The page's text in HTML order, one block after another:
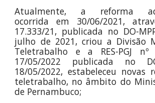
Atualmente,a reforma
ocorrida em 30/06/2021,
17.333/21, publicada no DO-
julho de 2021, criou a Divisão
Teletrabalho e a RES-PGJ nº
17/05/2022 publicada no
18/05/2022, estabeleceu novas
teletrabalho, no âmbito do
de Pernambuco;